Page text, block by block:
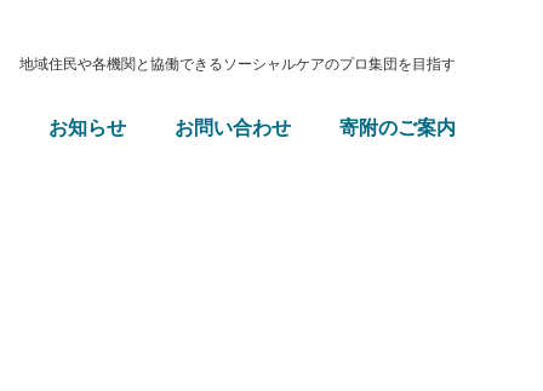
地域住民や各機関と協働できるソーシャルケアのプロ集団を目指す
お知らせ お問い合わせ 寄附のご案内